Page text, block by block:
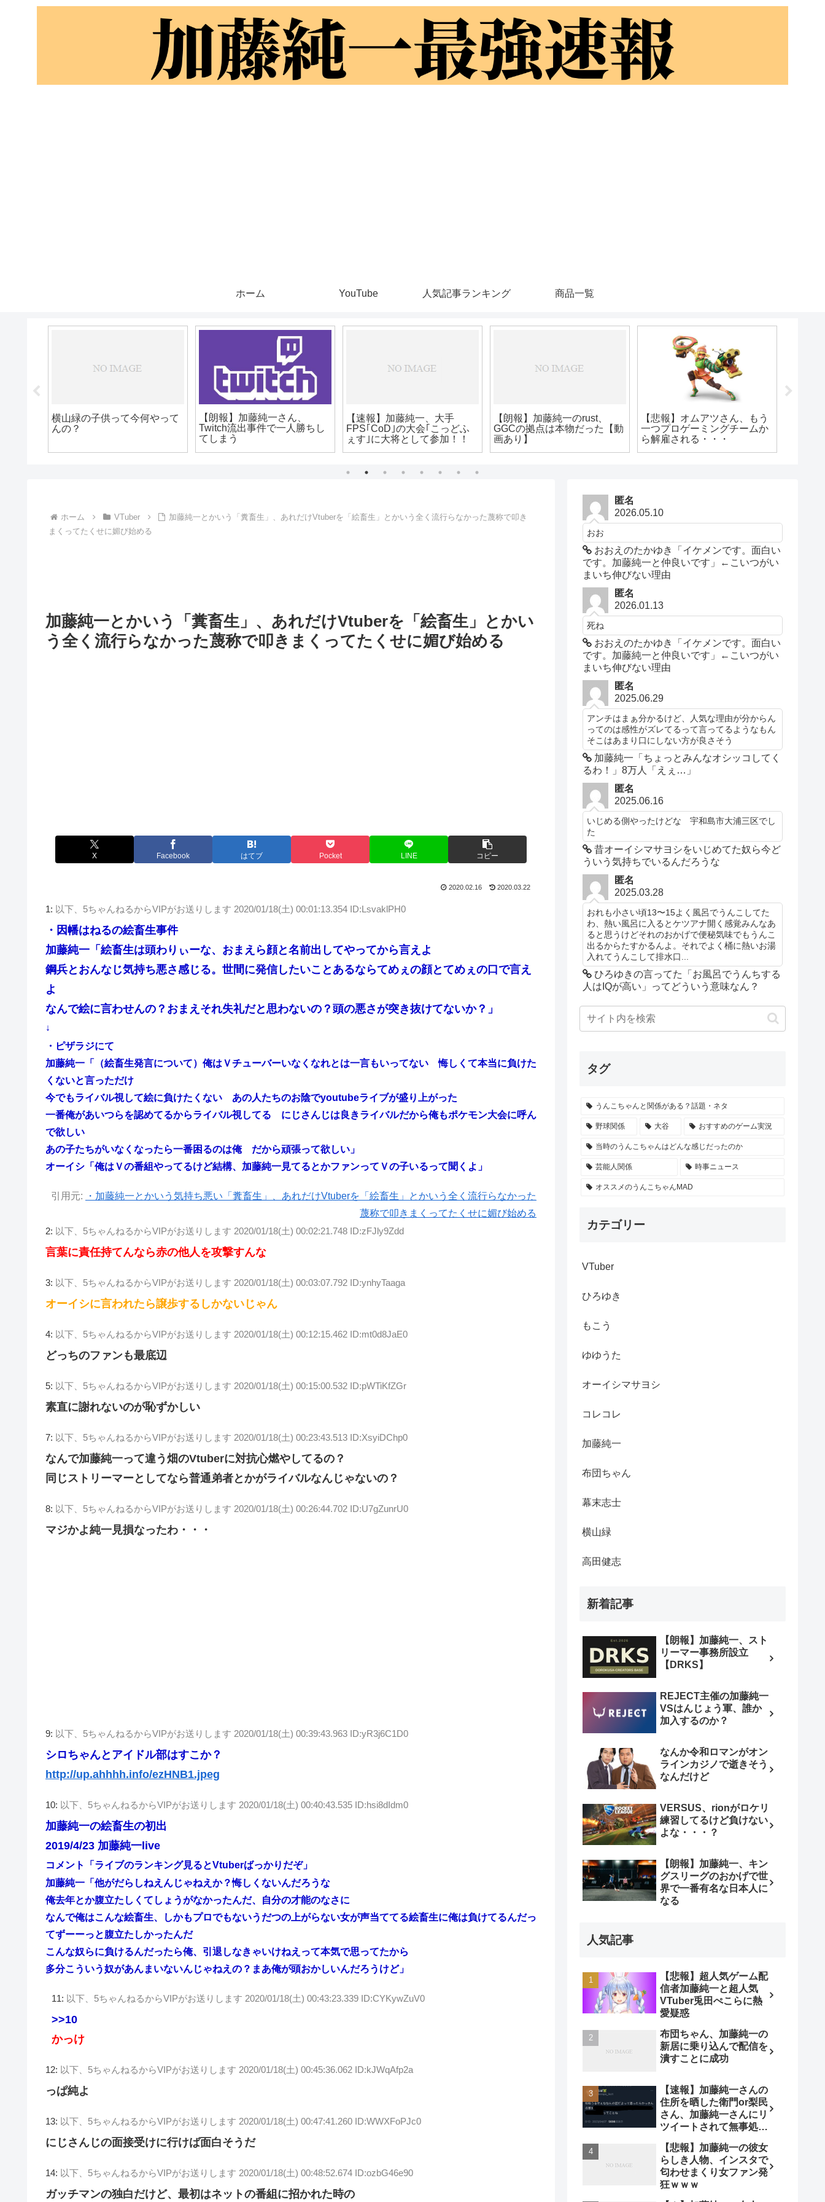
ホーム YouTube 人気記事ランキング 商品一覧
【朗報】加藤純一のrust、
GGCの拠点は本物だった【動
【悲報】オムアツさん、もう
一つプロゲーミングチームか
ら解雇される・・・
ト→ひよって75万しか賭けて
れたら警察に通報すると言っ
加藤純一「コレコレが引退？
今までお疲れ様！ゆっくりす
べーよ」
ホーム VTuber
加藤純一とかいう「糞畜生」、あれだけVtuberを「絵畜生」とかいう全く流行らなかった蔑称で叩き
まくってたくせに媚び始める
加藤純一とかいう「糞畜生」、あれだけVtuberを「絵畜生」とかい
う全く流行らなかった蔑称で叩きまくってたくせに媚び始める
X Facebook はてブ Pocket LINE コピー
2020.02.16 2020.03.22
1: 以下、5ちゃんねるからVIPがお送りします 2020/01/18(土) 00:01:13.354 ID:LsvaklPH0
・因幡はねるの絵畜生事件
加藤純一「絵畜生は頭わりぃーな、おまえら顔と名前出してやってから言えよ
鋼兵とおんなじ気持ち悪さ感じる。世間に発信したいことあるならてめぇの顔とてめぇの口で言え
よ
なんで絵に言わせんの？おまえそれ失礼だと思わないの？頭の悪さが突き抜けてないか？」
↓
・ピザラジにて
加藤純一「（絵畜生発言について）俺はＶチューバーいなくなれとは一言もいってない 悔しくて本当に負けた
くないと言っただけ
今でもライバル視して絵に負けたくない あの人たちのお陰でyoutubeライブが盛り上がった
一番俺があいつらを認めてるからライバル視してる にじさんじは良きライバルだから俺もポケモン大会に呼ん
で欲しい
あの子たちがいなくなったら一番困るのは俺 だから頑張って欲しい」
オーイシ「俺はＶの番組やってるけど結構、加藤純一見てるとかファンってＶの子いるって聞くよ」
引用元:
・加藤純一とかいう気持ち悪い「糞畜生」、あれだけVtuberを「絵畜生」とかいう全く流行らなかった
蔑称で叩きまくってたくせに媚び始める
2: 以下、5ちゃんねるからVIPがお送りします 2020/01/18(土) 00:02:21.748 ID:zFJly9Zdd
言葉に責任持てんなら赤の他人を攻撃すんな
3: 以下、5ちゃんねるからVIPがお送りします 2020/01/18(土) 00:03:07.792 ID:ynhyTaaga
オーイシに言われたら譲歩するしかないじゃん
4: 以下、5ちゃんねるからVIPがお送りします 2020/01/18(土) 00:12:15.462 ID:mt0d8JaE0
どっちのファンも最底辺
5: 以下、5ちゃんねるからVIPがお送りします 2020/01/18(土) 00:15:00.532 ID:pWTiKfZGr
素直に謝れないのが恥ずかしい
7: 以下、5ちゃんねるからVIPがお送りします 2020/01/18(土) 00:23:43.513 ID:XsyiDChp0
なんで加藤純一って違う畑のVtuberに対抗心燃やしてるの？
同じストリーマーとしてなら普通弟者とかがライバルなんじゃないの？
8: 以下、5ちゃんねるからVIPがお送りします 2020/01/18(土) 00:26:44.702 ID:U7gZunrU0
マジかよ純一見損なったわ・・・
9: 以下、5ちゃんねるからVIPがお送りします 2020/01/18(土) 00:39:43.963 ID:yR3j6C1D0
シロちゃんとアイドル部はすこか？
http://up.ahhhh.info/ezHNB1.jpeg
10: 以下、5ちゃんねるからVIPがお送りします 2020/01/18(土) 00:40:43.535 ID:hsi8dIdm0
加藤純一の絵畜生の初出
2019/4/23 加藤純一live
コメント「ライブのランキング見るとVtuberばっかりだぞ」
加藤純一「他がだらしねえんじゃねえか？悔しくないんだろうな
俺去年とか腹立たしくてしょうがなかったんだ、自分の才能のなさに
なんで俺はこんな絵畜生、しかもプロでもないうだつの上がらない女が声当ててる絵畜生に俺は負けてるんだっ
てずーーっと腹立たしかったんだ
こんな奴らに負けるんだったら俺、引退しなきゃいけねえって本気で思ってたから
多分こういう奴があんまいないんじゃねえの？まあ俺が頭おかしいんだろうけど」
11: 以下、5ちゃんねるからVIPがお送りします 2020/01/18(土) 00:43:23.339 ID:CYKywZuV0
>>10
かっけ
12: 以下、5ちゃんねるからVIPがお送りします 2020/01/18(土) 00:45:36.062 ID:kJWqAfp2a
っぱ純よ
13: 以下、5ちゃんねるからVIPがお送りします 2020/01/18(土) 00:47:41.260 ID:WWXFoPJc0
にじさんじの面接受けに行けば面白そうだ
14: 以下、5ちゃんねるからVIPがお送りします 2020/01/18(土) 00:48:52.674 ID:ozbG46e90
ガッチマンの独白だけど、最初はネットの番組に招かれた時の
匿名
2026.05.10
おお
おおえのたかゆき「イケメンです。面白い
です。加藤純一と仲良いです」←こいつがい
まいち伸びない理由
匿名
2026.01.13
死ね
おおえのたかゆき「イケメンです。面白い
です。加藤純一と仲良いです」←こいつがい
まいち伸びない理由
匿名
2025.06.29
アンチはまぁ分かるけど、人気な理由が分からん
ってのは感性がズレてるって言ってるようなもん
そこはあまり口にしない方が良さそう
加藤純一「ちょっとみんなオシッコしてく
るわ！」8万人「えぇ…」
匿名
2025.06.16
いじめる側やったけどな 宇和島市大浦三区でし
た
昔オーイシマサヨシをいじめてた奴ら今ど
ういう気持ちでいるんだろうな
匿名
2025.03.28
おれも小さい頃13〜15よく風呂でうんこしてた
わ、熱い風呂に入るとケツアナ開く感覚みんなあ
ると思うけどそれのおかげで便秘気味でもうんこ
出るからたすかるんよ。それでよく桶に熱いお湯
入れてうんこして排水口...
ひろゆきの言ってた「お風呂でうんちする
人はIQが高い」ってどういう意味なん？
タグ
うんこちゃんと関係がある？話題・ネタ
野球関係 大谷 おすすめのゲーム実況
当時のうんこちゃんはどんな感じだったのか
芸能人関係 時事ニュース
オススメのうんこちゃんMAD
カテゴリー
VTuber
ひろゆき
もこう
ゆゆうた
オーイシマサヨシ
コレコレ
加藤純一
布団ちゃん
幕末志士
横山緑
高田健志
新着記事
【朗報】加藤純一、スト
リーマー事務所設立
【DRKS】
REJECT主催の加藤純一
VSはんじょう軍、誰か
加入するのか？
なんか令和ロマンがオン
ラインカジノで逝きそう
なんだけど
VERSUS、rionがロケリ
練習してるけど負けない
よな・・・？
【朗報】加藤純一、キン
グスリーグのおかげで世
界で一番有名な日本人に
なる
人気記事
【悲報】超人気ゲーム配
信者加藤純一と超人気
VTuber兎田ぺこらに熱
愛疑惑
布団ちゃん、加藤純一の
新居に乗り込んで配信を
潰すことに成功
【速報】加藤純一さんの
住所を晒した衛門or梨民
さん、加藤純一さんにリ
ツイートされて無事処さ
【悲報】加藤純一の彼女
らしき人物、インスタで
匂わせまくり女ファン発
狂ｗｗｗ